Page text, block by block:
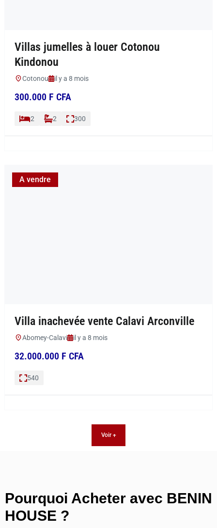
Villas jumelles à louer Cotonou
Kindonou
Cotonou il y a 8 mois
300.000 F CFA
2 2 300
A vendre
Villa inachevée vente Calavi Arconville
Abomey-Calavi il y a 8 mois
32.000.000 F CFA
540
Voir +
Pourquoi Acheter avec BENIN
HOUSE ?